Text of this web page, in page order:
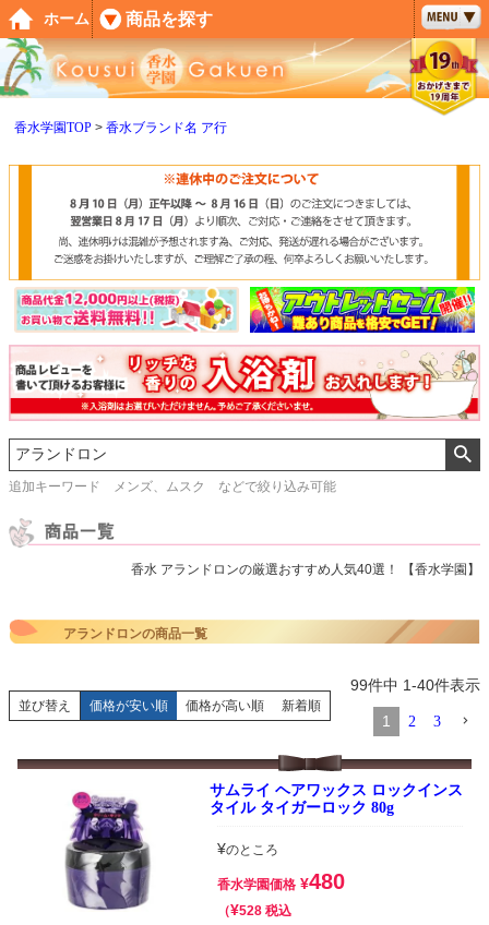
香水学園TOP 香水ブランド名 ア行
追加キーワード メンズ、ムスク などで絞り込み可能
香水 アランドロンの厳選おすすめ人気40選！ 【香水学園】
アランドロンの商品一覧
並び替え 価格が安い順 価格が高い順 新着順
99件中 1-40件表示
1 2 3
サムライ ヘアワックス ロックインス
タイル タイガーロック 80g
¥のところ
香水学園価格 ¥480
¥528 税込
ペー
ジト
ップ
へ
ホーム 商品を探す